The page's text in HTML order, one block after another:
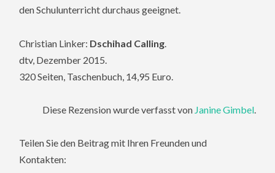
den Schulunterricht durchaus geeignet.
Christian Linker: Dschihad Calling
dtv, Dezember 2015.
320 Seiten, Taschenbuch, 14,95 Euro.
Diese Rezension wurde verfasst von Janine Gimbel.
Teilen Sie den Beitrag mit Ihren Freunden und
Kontakten: